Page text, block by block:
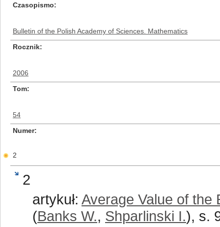
Czasopismo
Bulletin of the Polish Academy of Sciences. Mathematics
Rocznik
2006
Tom
54
Numer
2
2
artykuł: Average Value of the
(Banks W., Shparlinski I.), s.